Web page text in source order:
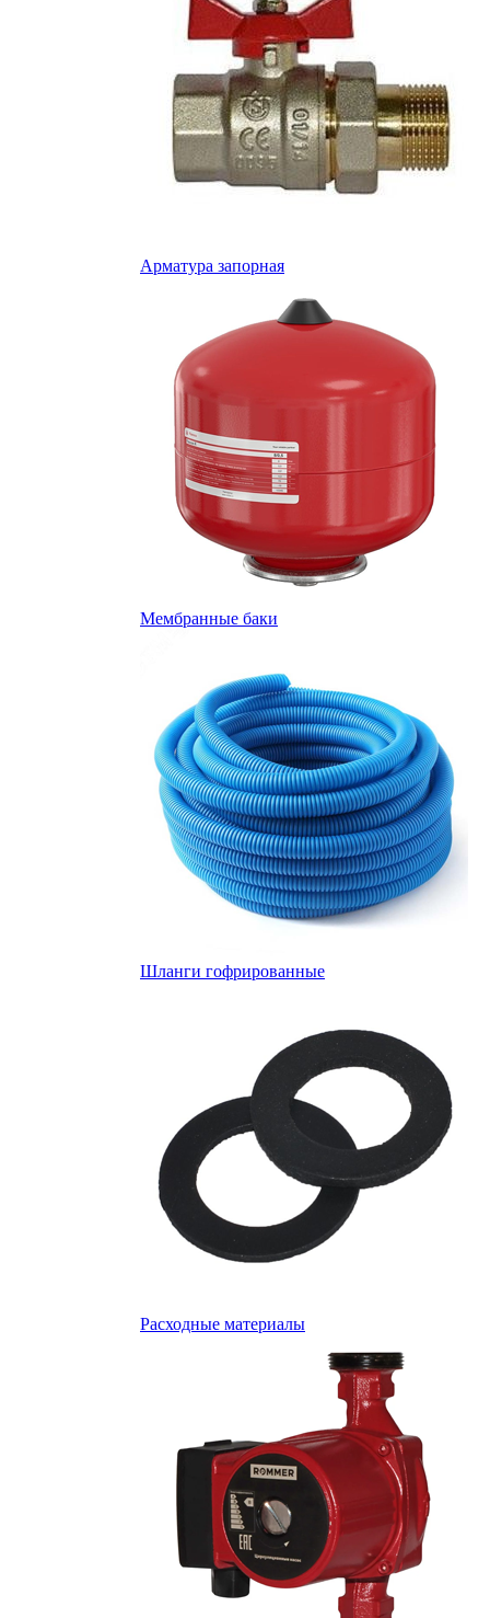
Арматура запорная
Мембранные баки
Шланги гофрированные
Расходные материалы